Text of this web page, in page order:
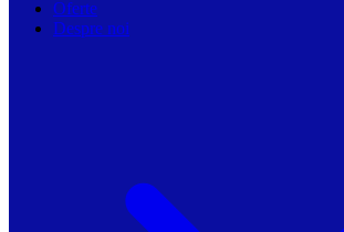
Oferte
Despre noi